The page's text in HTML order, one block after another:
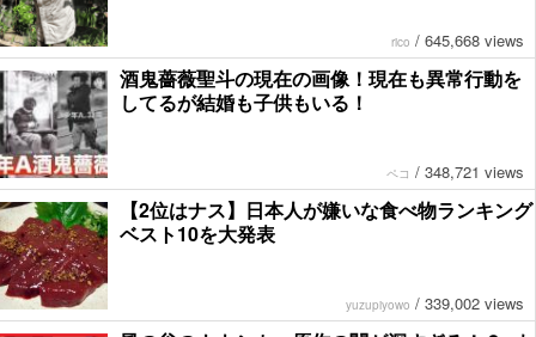
rico / 645,668 views
酒鬼薔薇聖斗の現在の画像！現在も異常行動を
してるが結婚も子供もいる！
ペコ / 348,721 views
【2位はナス】日本人が嫌いな食べ物ランキング
ベスト10を大発表
yuzupiyowo / 339,002 views